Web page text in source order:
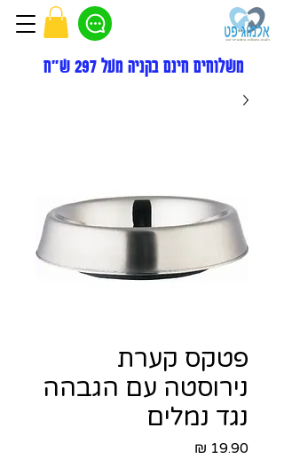
משלוחים חינם בקניה מעל 297 ש"ח
פטקס קערת
נירוסטה עם הגבהה
נגד נמלים